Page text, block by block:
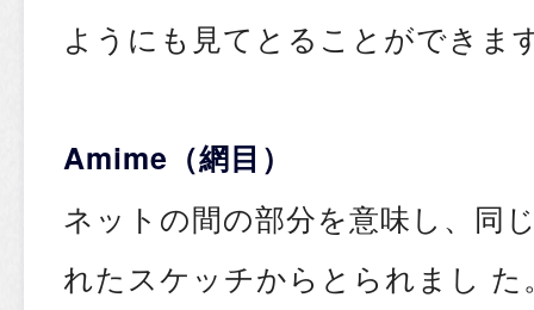
ようにも見てとることができま
Amime（網目）
ネットの間の部分を意味し、同
れたスケッチからとられまし た